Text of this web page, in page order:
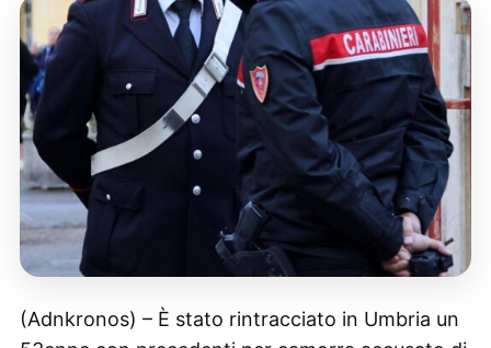
(Adnkronos) – È stato rintracciato in Umbria un